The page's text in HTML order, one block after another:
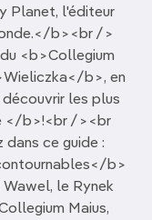
Planet, l'éditeur
b><br />
<b>Collegium
b>, en
les plus
</b>!<br /><br
ce guide :
b>
le Rynek
Maius,